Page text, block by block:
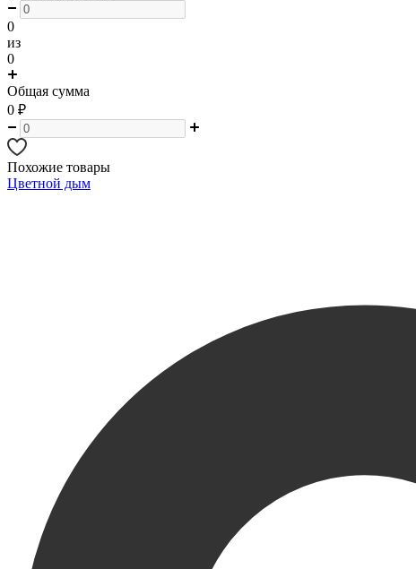
0
из
0
Общая сумма
0 ₽
Похожие товары
Цветной дым